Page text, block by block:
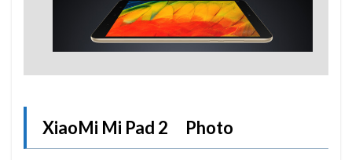
XiaoMi Mi Pad 2 Photo